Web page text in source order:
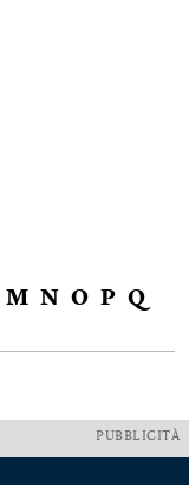
M N O P Q
PUBBLICITÀ